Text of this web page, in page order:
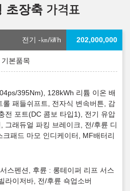
초장축 가격표
전기 -㎞/㎾h 202,000,000
395Nm), 128kWh 리튬 이온 배
롤 패들쉬프트, 전자식 변속버튼, 감
전 포트(DC 콤보 타입1), 전기 유압
그래듀얼 파킹 브레이크, 전/후륜 디
크패드 마모 인디케이터, MF배터리
스펜션, 후륜 : 롱테이퍼 리프 서스
라이저바, 전/후륜 쇽업소버